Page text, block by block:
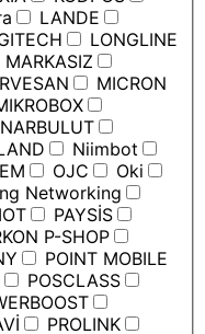
LANDE
LONGLINE
MARKASIZ
MICRON
NARBULUT
Niimbot
OJC
Oki
Networking
PAYSİS
P-SHOP
POINT MOBILE
POSCLASS
PROLINK